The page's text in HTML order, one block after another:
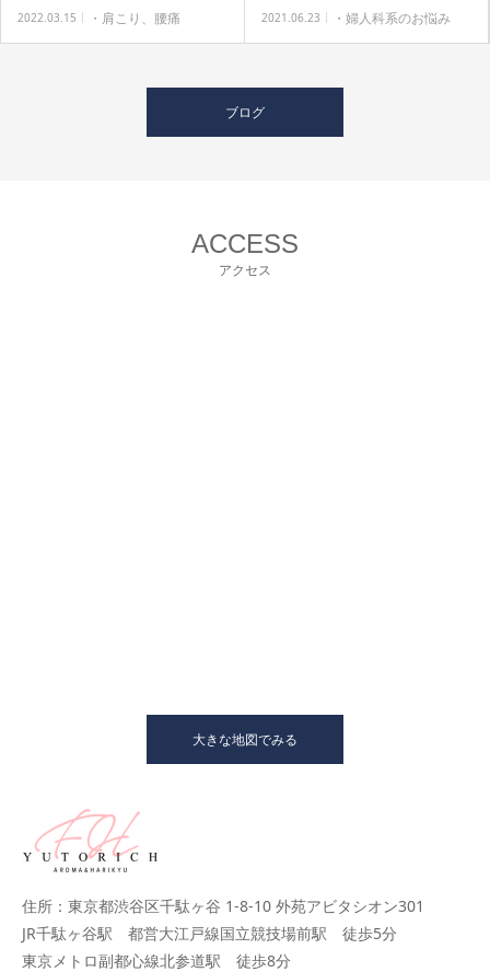
2022.03.15 ・肩こり、腰痛 2021.06.23 ・婦人科系のお悩み
ブログ
ACCESS
アクセス
大きな地図でみる
住所：東京都渋谷区千駄ヶ谷 1-8-10 外苑アビタシオン301
JR千駄ヶ谷駅 都営大江戸線国立競技場前駅 徒歩5分
東京メトロ副都心線北参道駅 徒歩8分